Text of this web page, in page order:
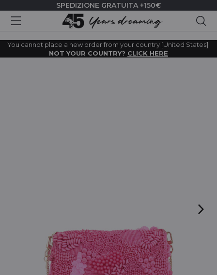
SPEDIZIONE GRATUITA +150€
You cannot place a new order from your country [United States].
NOT YOUR COUNTRY? CLICK HERE